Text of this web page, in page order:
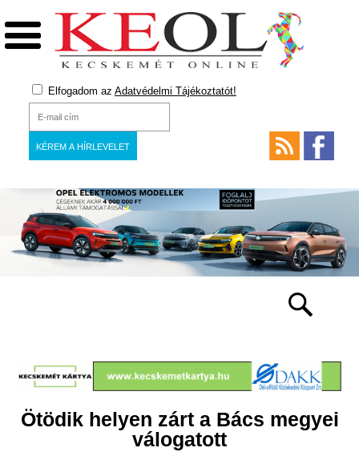
Elfogadom az Adatvédelmi Tájékoztatót!
Ötödik helyen zárt a Bács megyei
válogatott